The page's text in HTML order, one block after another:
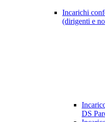
Incarichi
(dirigenti e
DS